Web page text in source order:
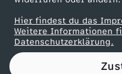
Hier findest du das
Weitere Informationen
Datenschutzerklärung.
P
r
Partner